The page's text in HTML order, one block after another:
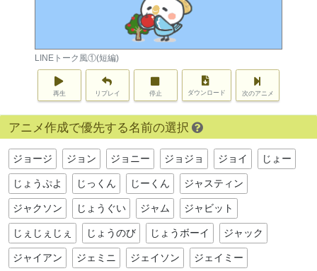
LINEトーク風①(短編)
再生 リプレイ 停止 ダウンロード 次のアニメ
アニメ作成で優先する名前の選択
ジョージ ジョン ジョニー ジョジョ ジョイ じょー
じょうぷよ じっくん じーくん ジャスティン
ジャクソン じょうぐい ジャム ジャビット
じぇじぇじぇ じょうのび じょうボーイ ジャック
ジャイアン ジェミニ ジェイソン ジェイミー